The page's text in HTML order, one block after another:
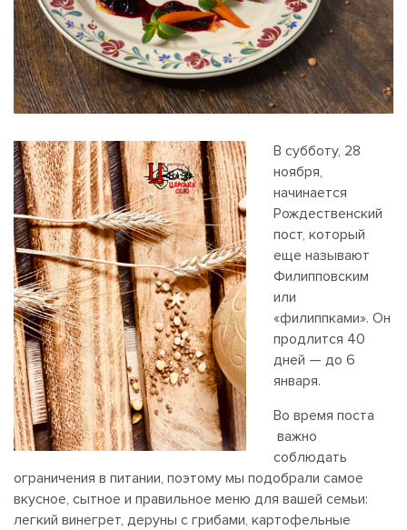
В субботу, 28
ноября,
начинается
Рождественский
пост, который
еще называют
Филипповским
или
«филиппками». Он
продлится 40
дней — до 6
января.
Во время поста
важно
соблюдать
ограничения в питании, поэтому мы подобрали самое
вкусное, сытное и правильное меню для вашей семьи:
легкий винегрет, деруны с грибами, картофельные